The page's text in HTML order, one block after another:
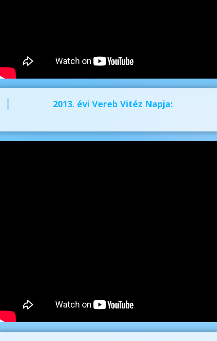
2013. évi Vereb Vitéz Napja: